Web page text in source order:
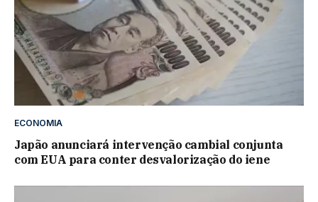
ECONOMIA
Japão anunciará intervenção cambial conjunta
com EUA para conter desvalorização do iene